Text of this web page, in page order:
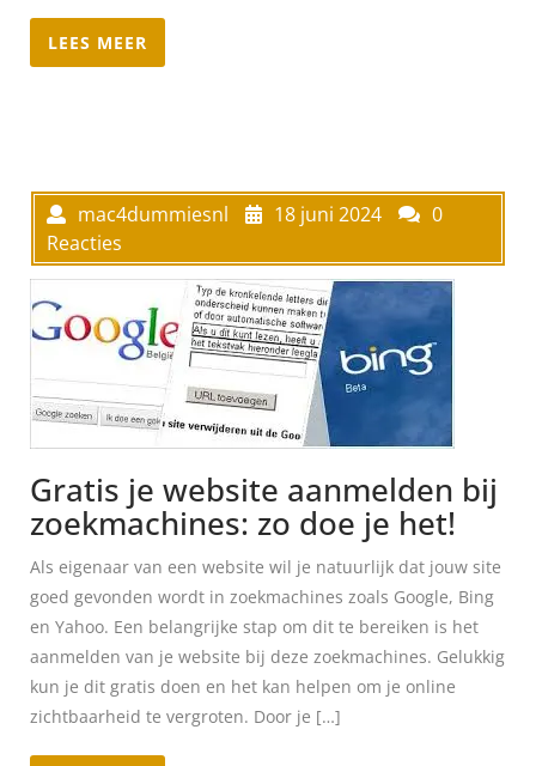
LEES MEER
mac4dummiesnl 18 juni 2024
0
Reacties
Gratis je website aanmelden bij
zoekmachines: zo doe je het!
Als eigenaar van een website wil je natuurlijk dat jouw site
goed gevonden wordt in zoekmachines zoals Google, Bing
en Yahoo. Een belangrijke stap om dit te bereiken is het
aanmelden van je website bij deze zoekmachines. Gelukkig
kun je dit gratis doen en het kan helpen om je online
zichtbaarheid te vergroten. Door je […]